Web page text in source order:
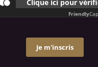
Clique ici pour
Friendly
Je m'inscris